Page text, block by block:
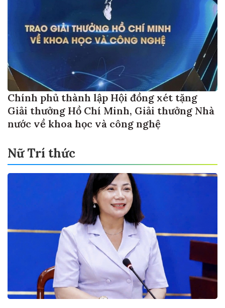
Chính phủ thành lập Hội đồng xét tặng
Giải thưởng Hồ Chí Minh, Giải thưởng Nhà
nước về khoa học và công nghệ
Nữ Trí thức